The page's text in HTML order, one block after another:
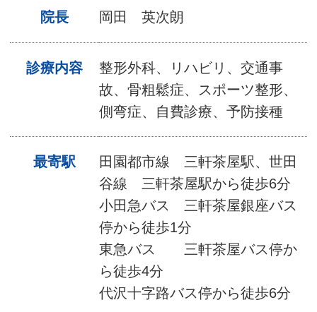
院長 岡田 英次朗
診療内容
整形外科、リハビリ、交通事
故、骨粗鬆症、スポーツ整形、
側弯症、自費診療、予防接種
最寄駅
田園都市線 三軒茶屋駅、世田
谷線 三軒茶屋駅から徒歩6分
小田急バス 三軒茶屋銀座バス
停から徒歩1分
東急バス 三軒茶屋バス停か
ら徒歩4分
代沢十字路バス停から徒歩6分